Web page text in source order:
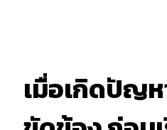
เมื่อเกิดปัญห